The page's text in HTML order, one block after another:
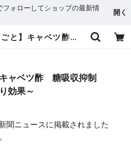
フォローしてショップの最新情
開く
【妻の手しごと】キャベツ酢 糖吸収抑制 ～少量で穀物酢より効果～ | (一社)嬬恋村観光協会 - オンラインショップ
キャベツ酢 糖吸収抑制
効果～
聞ニュースに掲載されました